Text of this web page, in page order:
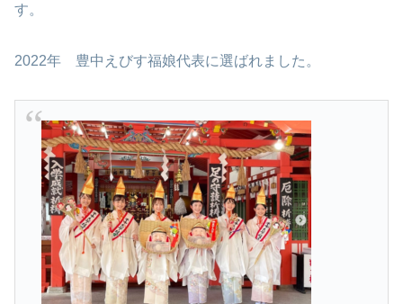
す。
2022年 豊中えびす福娘代表に選ばれました。